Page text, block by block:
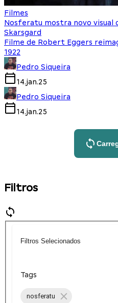
Filmes
Nosferatu mostra novo visual
Skarsgard
Filme de Robert Eggers
1922
Pedro Siqueira
14.jan.25
Pedro Siqueira
14.jan.25
Filtros
Filtros Selecionados
Tags
nosferatu